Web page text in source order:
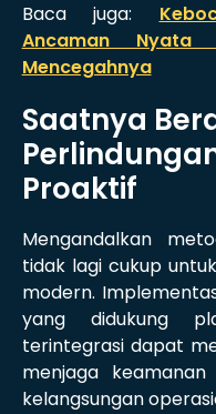
Baca juga:
Ancaman
Mencegahnya
Saatnya
Proaktif
Mengandalkan
tidak lagi cukup
modern.
yang didukung
terintegrasi dapat
menjaga
kelangsungan